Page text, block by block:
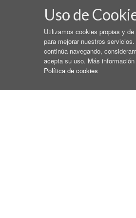
Uso de
Utilizamos cookies propias y de
para mejorar nuestros servicios.
continúa navegando,
acepta su uso. Más
Política de cookies